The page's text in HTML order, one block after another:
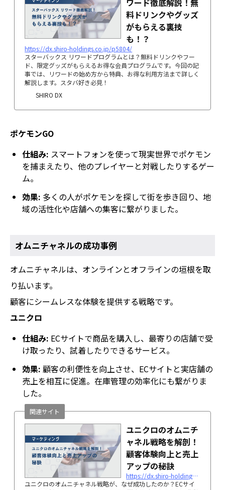
ワード徹底解説！無
料ドリンクやグッズ
がもらえる裏技
も！？
https://dx.shiro-holdings.co.jp/p5804/
スターバックス リワードプログラムとは？無料ドリンクやフー
ド、限定グッズがもらえるお得な会員プログラムです。今回の記
事では、リワードの始め方から特典、お得な利用方法まで詳しく
解説します。スタバ好き必見！
SHIRO DX
ポケモンGO
仕組み: スマートフォンを使って現実世界でポケモン
を捕まえたり、他のプレイヤーと対戦したりするゲー
ム。
効果: 多くの人がポケモンを探して街を歩き回り、地
域の活性化や店舗への集客に繋がりました。
オムニチャネルの成功事例
オムニチャネルは、オンラインとオフラインの垣根を取
り払います。
顧客にシームレスな体験を提供する戦略です。
ユニクロ
仕組み: ECサイトで商品を購入し、最寄りの店舗で受
け取ったり、試着したりできるサービス。
効果: 顧客の利便性を向上させ、ECサイトと実店舗の
売上を相互に促進。在庫管理の効率化にも繋がりま
した。
ユニクロのオムニチ
ャネル戦略を解剖！
顧客体験向上と売上
アップの秘訣
https://dx.shiro-holdings.co.jp/p5806/
ユニクロのオムニチャネル戦略が、なぜ成功したのか？ECサイ
関連サイト